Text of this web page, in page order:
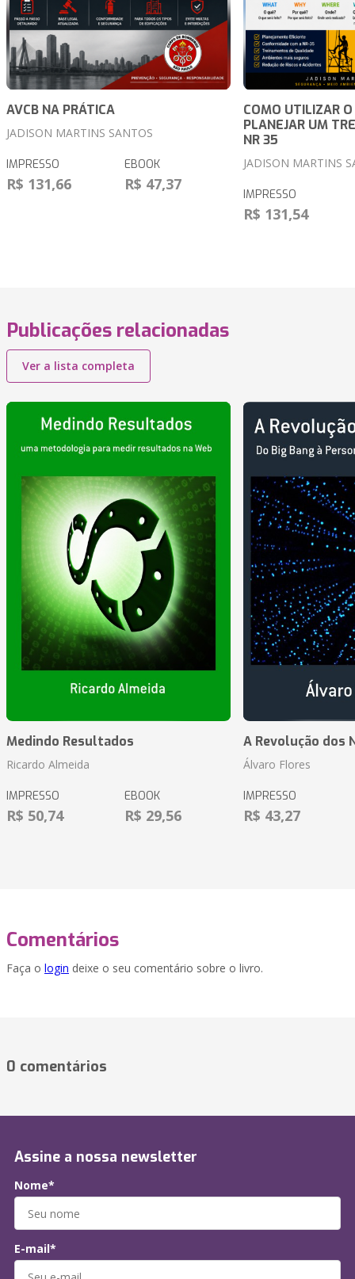
AVCB NA PRÁTICA
JADISON MARTINS SANTOS
IMPRESSO
R$ 131,66
EBOOK
R$ 47,37
COMO UTILIZAR
PLANEJAR UM
NR 35
JADISON MARTINS
IMPRESSO
R$ 131,54
Publicações relacionadas
Ver a lista completa
Medindo Resultados
Ricardo Almeida
IMPRESSO
R$ 50,74
EBOOK
R$ 29,56
A Revolução dos
Álvaro Flores
IMPRESSO
R$ 43,27
Comentários
Faça o login deixe o seu comentário sobre o livro.
0 comentários
Assine a nossa newsletter
Nome*
E-mail*